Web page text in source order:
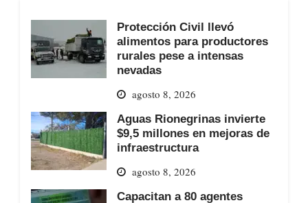
Protección Civil llevó
alimentos para productores
rurales pese a intensas
nevadas
agosto 8, 2026
Aguas Rionegrinas invierte
$9,5 millones en mejoras de
infraestructura
agosto 8, 2026
Capacitan a 80 agentes